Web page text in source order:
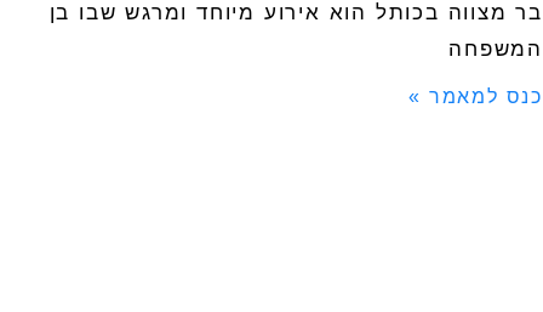
בר מצווה בכותל הוא אירוע מיוחד ומרגש שבו בן
המשפחה
כנס למאמר »